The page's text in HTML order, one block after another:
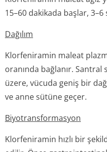
15–60 dakikada başlar,
Dağılım
Klorfeniramin maleat
oranında bağlanır.
üzere, vücuda geniş bir
ve anne sütüne geçer.
Biyotransforma­syon
Klorfeniramin hızlı bir